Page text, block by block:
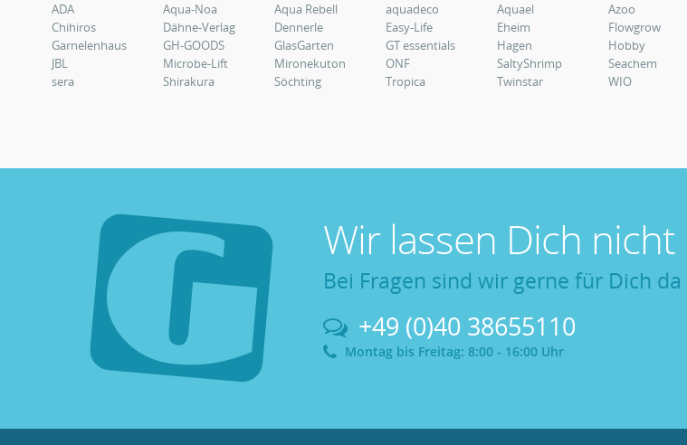
ADA Aqua-Noa Aqua Rebell aquadeco Aquael
Azoo
Chihiros
Dähne-Verlag Dennerle Easy-Life Eheim
Flowgrow
Garnelenhaus
GH-GOODS GlasGarten GT essentials Hagen
Hobby
JBL
Microbe-Lift Mironekuton ONF SaltyShrimp
Seachem
sera
Shirakura Söchting Tropica Twinstar WIO
Wir lassen Dich nicht
Bei Fragen sind wir gerne für Dich da
+49 (0)40 38655110
Montag bis Freitag: 8:00 - 16:00 Uhr